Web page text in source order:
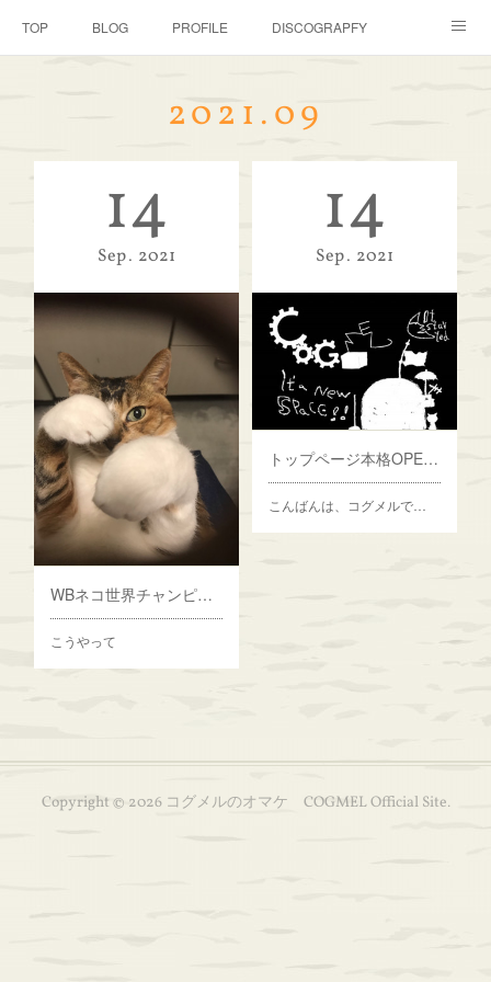
TOP BLOG PROFILE DISCOGRAPFY
特設ページ HUP2021のココスキ
2021 .09
14
Sep 2021
WBネコ世界チャンピオン コパン試合前インタビュー
こうやって
14
Sep 2021
トップページ本格OPENしました
こんばんは、コグメルで…
Copyright © 2026 コグメルのオマケ COGMEL Official Site.